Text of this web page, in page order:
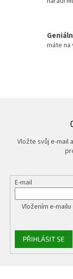
máte na
Vložte svůj e-mail
E-mail
Vložením e-
PŘIHLÁSIT SE